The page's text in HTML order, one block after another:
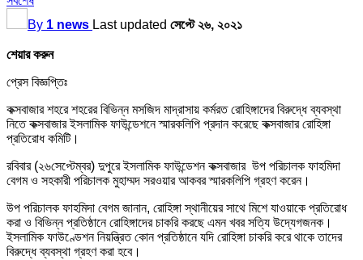
By 1 news Last updated সেপ্টে ২৬, ২০২১
শেয়ার করুন
প্রেস বিজ্ঞপ্তিঃ
কক্সবাজার শহরে শহরের বিভিন্ন মসজিদ মাদ্রাসায় কর্মরত রোহিঙ্গাদের বিরুদ্ধে ব্যবস্থা
নিতে কক্সবাজার ইসলামিক ফাউন্ডেশনে স্মারকলিপি প্রদান করেছে কক্সবাজার রোহিঙ্গা
প্রতিরোধ কমিটি।
রবিবার (২৬সেপ্টেম্বর) দুপুরে ইসলামিক ফাউন্ডেশন কক্সবাজার উপ পরিচালক ফাহমিদা
বেগম ও সহকারী পরিচালক মুহাম্মদ সরওয়ার আকবর স্মারকলিপি গ্রহণ করেন।
উপ পরিচালক ফাহমিদা বেগম জানান, রোহিঙ্গা স্থানীয়ের সাথে মিশে যাওয়াকে প্রতিরোধ
করা ও বিভিন্ন প্রতিষ্ঠানে রোহিঙ্গাদের চাকরি করছে এমন খবর সত্যি উদ্যেগজনক।
ইসলামিক ফাউণ্ডেশন নিয়ন্ত্রিত কোন প্রতিষ্ঠানে যদি রোহিঙ্গা চাকরি করে থাকে তাদের
বিরুদ্ধে ব্যবস্থা গ্রহণ করা হবে।